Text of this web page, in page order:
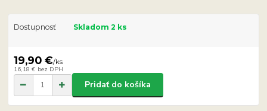
Dostupnosť Skladom 2 ks
19,90 €/ks
16,18 € bez DPH
Pridať do košíka